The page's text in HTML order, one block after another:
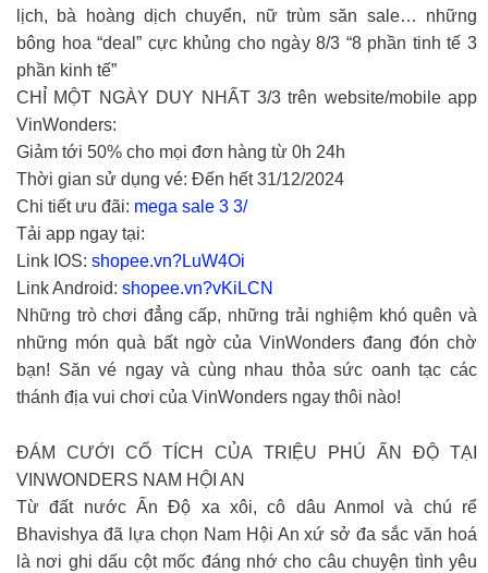
lịch, bà hoàng dịch chuyển, nữ trùm săn sale… những
bông hoa “deal” cực khủng cho ngày 8/3 “8 phần tinh tế 3
phần kinh tế”
CHỈ MỘT NGÀY DUY NHẤT 3/3 trên website/mobile app
VinWonders:
Giảm tới 50% cho mọi đơn hàng từ 0h 24h
Thời gian sử dụng vé: Đến hết 31/12/2024
Chi tiết ưu đãi: mega sale 3 3/
Tải app ngay tại:
Link IOS: shopee.vn?LuW4Oi
Link Android: shopee.vn?vKiLCN
Những trò chơi đẳng cấp, những trải nghiệm khó quên và
những món quà bất ngờ của VinWonders đang đón chờ
bạn! Săn vé ngay và cùng nhau thỏa sức oanh tạc các
thánh địa vui chơi của VinWonders ngay thôi nào!
ĐÁM CƯỚI CỔ TÍCH CỦA TRIỆU PHÚ ẤN ĐỘ TẠI
VINWONDERS NAM HỘI AN
Từ đất nước Ấn Độ xa xôi, cô dâu Anmol và chú rể
Bhavishya đã lựa chọn Nam Hội An xứ sở đa sắc văn hoá
là nơi ghi dấu cột mốc đáng nhớ cho câu chuyện tình yêu